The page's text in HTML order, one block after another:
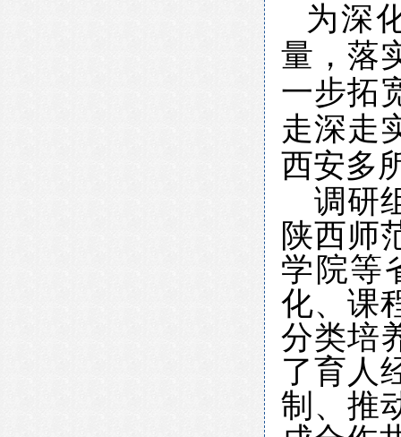
为深
量，落
一步拓
走深走
西安多
调研
陕西师
学院等
化、课
分类培
了育人
制、推